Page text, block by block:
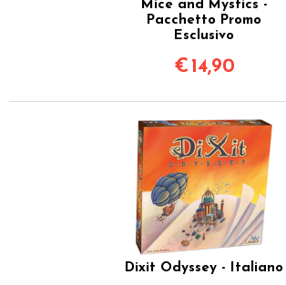
Mice and Mystics -
Pacchetto Promo
Esclusivo
€ 14,90
Dixit Odyssey - Italiano